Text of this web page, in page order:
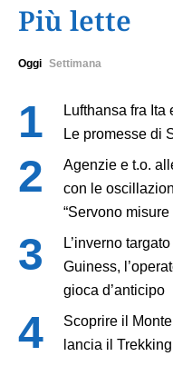
Più lette
Oggi Settimana
Lufthansa fra Ita
Le promesse di
Agenzie e t.o.
con le
“Servono misure
L’inverno targato
Guiness,
gioca d’anticipo
Scoprire il
lancia il